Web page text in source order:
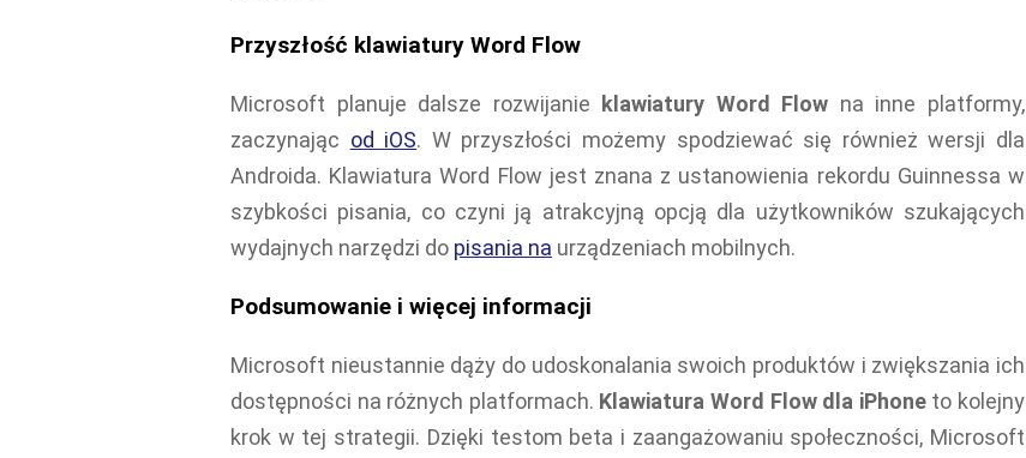
Przyszłość klawiatury Word Flow
Microsoft planuje dalsze rozwijanie klawiatury Word Flow na inne platformy,
zaczynając od iOS. W przyszłości możemy spodziewać się również wersji dla
Androida. Klawiatura Word Flow jest znana z ustanowienia rekordu Guinnessa w
szybkości pisania, co czyni ją atrakcyjną opcją dla użytkowników szukających
wydajnych narzędzi do pisania na urządzeniach mobilnych.
Podsumowanie i więcej informacji
Microsoft nieustannie dąży do udoskonalania swoich produktów i zwiększania ich
dostępności na różnych platformach. Klawiatura Word Flow dla iPhoneto kolejny
krok w tej strategii. Dzięki testom beta i zaangażowaniu społeczności, Microsoft